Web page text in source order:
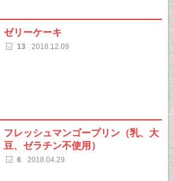
ゼリーケーキ
13 2018.12.09
フレッシュマンゴープリン（乳、大
豆、ゼラチン不使用）
6 2018.04.29